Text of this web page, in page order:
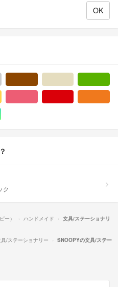
系
マルチカラー
ク
ー） ハンドメイド
文具/ステーショナリ
/ステーショナリー
SNOOPYの文具/ステー